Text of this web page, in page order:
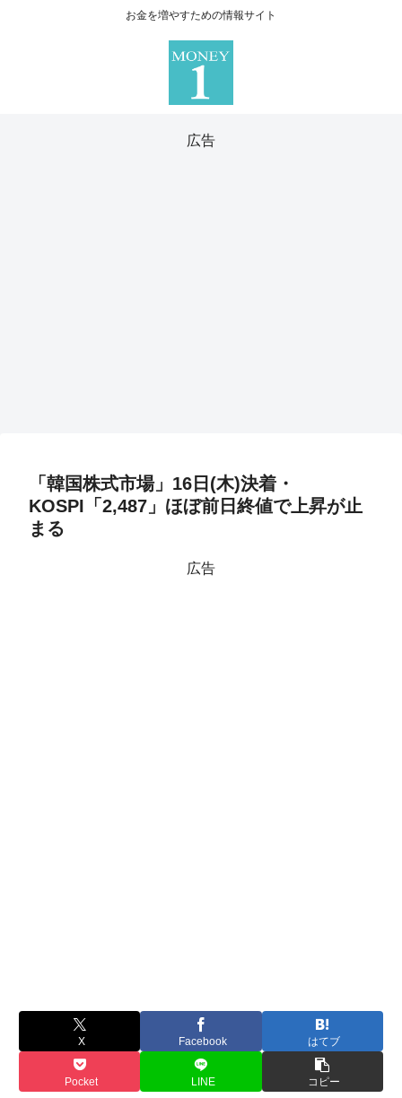
お金を増やすための情報サイト
広告
「韓国株式市場」16日(木)決着・
KOSPI「2,487」ほぼ前日終値で上昇が止
まる
広告
X Facebook はてブ
Pocket LINE コピー